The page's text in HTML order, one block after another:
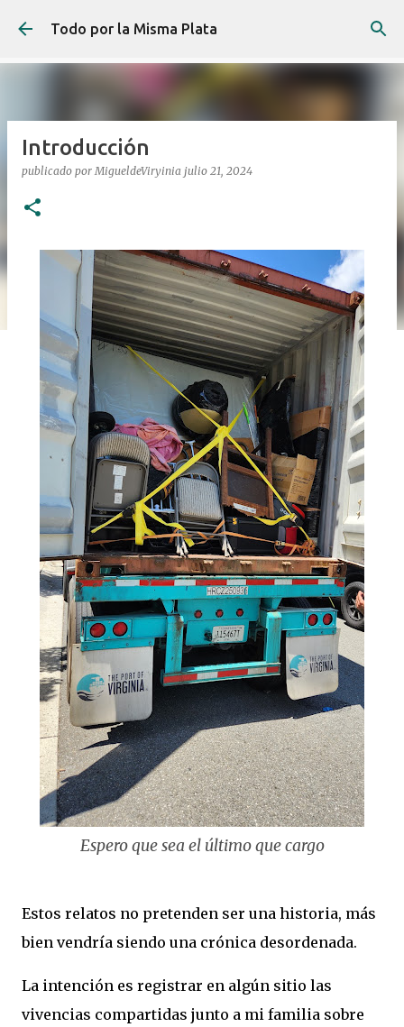
Ir al contenido principal
Todo por la Misma Plata
Introducción
publicado porMigueldeViryinia julio 21, 2024
Espero que sea el último que cargo
Estos relatos no pretenden ser una historia, más
bien vendría siendo una crónica desordenada.
La intención es registrar en algún sitio las
vivencias compartidas junto a mi familia sobre